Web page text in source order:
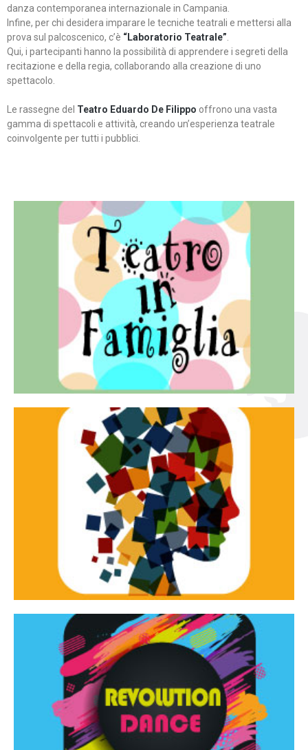
danza contemporanea internazionale in Campania.
Infine, per chi desidera imparare le tecniche teatrali e mettersi alla
prova sul palcoscenico, c’è “Laboratorio Teatrale”
Qui, i partecipanti hanno la possibilità di apprendere i segreti della
recitazione e della regia, collaborando alla creazione di uno
spettacolo.
Le rassegne del Teatro Eduardo De Filippo offrono una vasta
gamma di spettacoli e attività, creando un’esperienza teatrale
coinvolgente per tutti i pubblici.
Teatro in famiglia
Teatro In Famiglia è una rassegna di teatro concepita
per far condividere e godere del teatro all’intera
famiglia.
Continua
Tracce dinamiche
Tracce Dinamiche è una rassegna di teatro
d’innovazione e sperimentale.
Continua
Revolution Dance
Rassegna di danza contemporanea – I Edizione